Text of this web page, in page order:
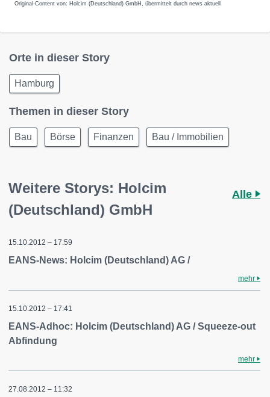
Original-Content von: Holcim (Deutschland) GmbH, übermittelt durch news aktuell
Orte in dieser Story
Hamburg
Themen in dieser Story
Bau Börse Finanzen Bau / Immobilien
Weitere Storys: Holcim
(Deutschland) GmbH
Alle
15.10.2012 – 17:59
EANS-News: Holcim (Deutschland) AG /
mehr
15.10.2012 – 17:41
EANS-Adhoc: Holcim (Deutschland) AG / Squeeze-out
Abfindung
mehr
27.08.2012 – 11:32